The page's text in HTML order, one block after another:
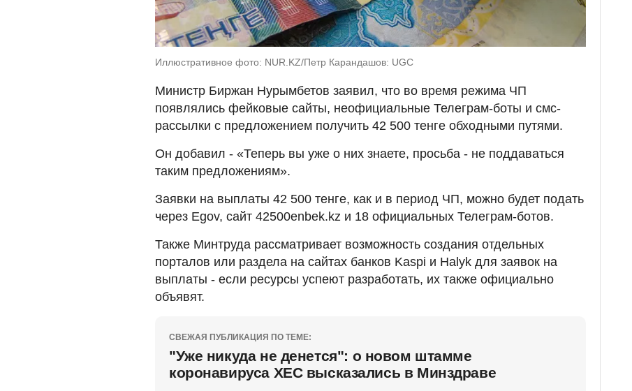
Иллюстративное фото: NUR.KZ/Петр Карандашов: UGC
Министр Биржан Нурымбетов заявил, что во время режима ЧП
появлялись фейковые сайты, неофициальные Телеграм-боты и смс-
рассылки с предложением получить 42 500 тенге обходными путями.
Он добавил - «Теперь вы уже о них знаете, просьба - не поддаваться
таким предложениям».
Заявки на выплаты 42 500 тенге, как и в период ЧП, можно будет подать
через Egov, сайт 42500enbek.kz и 18 официальных Телеграм-ботов.
Также Минтруда рассматривает возможность создания отдельных
порталов или раздела на сайтах банков Kaspi и Halyk для заявок на
выплаты - если ресурсы успеют разработать, их также официально
объявят.
СВЕЖАЯ ПУБЛИКАЦИЯ ПО ТЕМЕ:
"Уже никуда не денется": о новом штамме
коронавируса ХЕС высказались в Минздраве